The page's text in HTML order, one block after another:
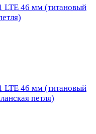
LTE 46 мм (титановый
LTE 46 мм (титановый
петля)